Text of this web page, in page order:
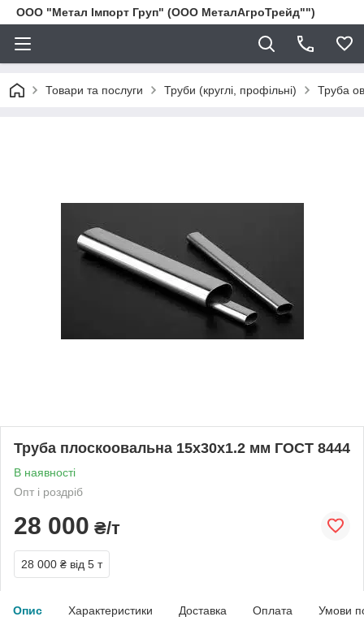
ООО "Метал Імпорт Груп" (ООО МеталАгроТрейд"")
Товари та послуги Труби (круглі, профільні) Труба
Труба плоскоовальна 15х30х1.2 мм ГОСТ 8444
В наявності
Опт і роздріб
28 000 ₴/т
28 000 ₴ від 5 т
Опис Характеристики Доставка Оплата Умови